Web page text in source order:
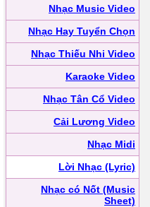
Nhạc Music Video
Nhạc Hay Tuyển Chọn
Nhạc Thiếu Nhi Video
Karaoke Video
Nhạc Tân Cổ Video
Cải Lương Video
Nhạc Midi
Lời Nhạc (Lyric)
Nhạc có Nốt (Music
Sheet)